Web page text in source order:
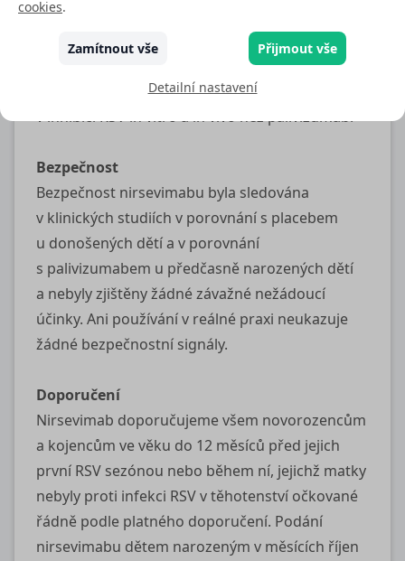
sdružených s přijetím na jednotku intenzivní
péče. Vysoká účinnost byla potvrzena v reálné
praxi v řadě zemí Evropy, Severní i Jižní Ameriky.
Nirsevimab prokázal vyšší účinnost
v inhibici RSV in vitro a in vivo než palivizumab.
Bezpečnost
Bezpečnost nirsevimabu byla sledována
v klinických studiích v porovnání s placebem
u donošených dětí a v porovnání
s palivizumabem u předčasně narozených dětí
a nebyly zjištěny žádné závažné nežádoucí
účinky. Ani používání v reálné praxi neukazuje
žádné bezpečnostní signály.
Doporučení
Nirsevimab doporučujeme všem novorozencům
a kojencům ve věku do 12 měsíců před jejich
první RSV sezónou nebo během ní, jejichž matky
nebyly proti infekci RSV v těhotenství očkované
řádně podle platného doporučení. Podání
nirsevimabu dětem narozeným v měsících říjen
cookies.
Zamítnout vše Přijmout vše
Detailní nastavení